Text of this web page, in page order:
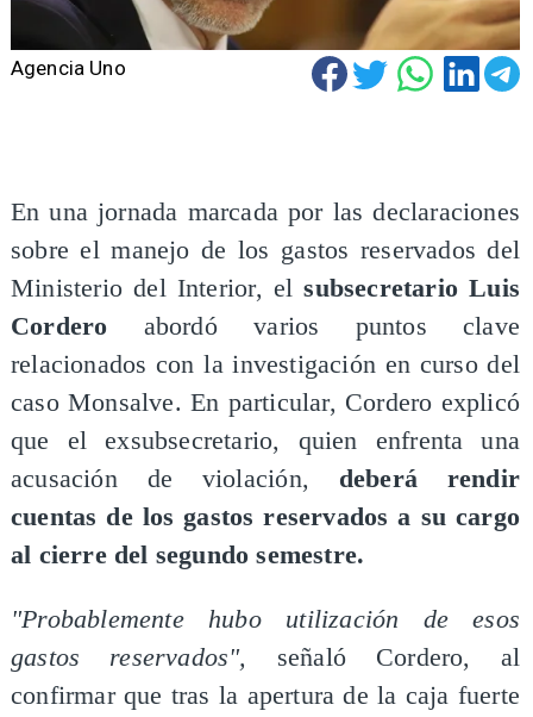
Agencia Uno
En una jornada marcada por las declaraciones
sobre el manejo de los gastos reservados del
Ministerio del Interior, elsubsecretario Luis
Cordero abordó varios puntos clave
relacionados con la investigación en curso del
caso Monsalve. En particular, Cordero explicó
que el exsubsecretario, quien enfrenta una
acusación de violación, deberá rendir
cuentas de los gastos reservados a su cargo
al cierre del segundo semestre.
"Probablemente hubo utilización de esos
gastos reservados", señaló Cordero, al
confirmar que tras la apertura de la caja fuerte